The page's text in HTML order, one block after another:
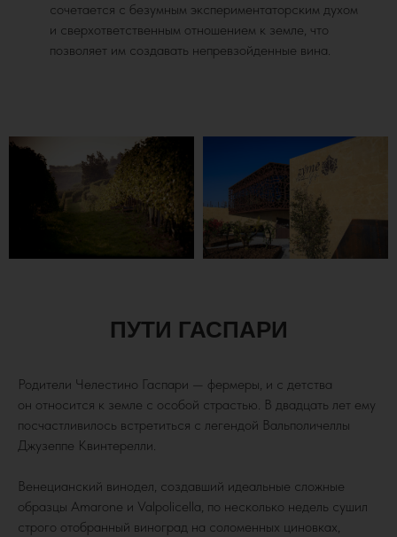
сочетается с безумным экспериментаторским духом
и сверхответственным отношением к земле, что
позволяет им создавать непревзойденные вина.
ПУТИ ГАСПАРИ
Родители Челестино Гаспари — фермеры, и с детства
он относится к земле с особой страстью. В двадцать лет ему
посчастливилось встретиться с легендой Вальполичеллы
Джузеппе Квинтерелли.
Венецианский винодел, создавший идеальные сложные
образцы Amarone и Valpolicella, по несколько недель сушил
строго отобранный виноград на соломенных циновках,